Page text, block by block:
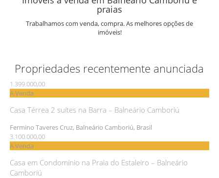
praias
Trabalhamos com venda, compra.As melhores opções de
imóveis!
Propriedades recentemente anunciada
1.399.000,00
A Venda
Casa Térrea 2 suítes na Barra – Balneário Camboriú
Fermino Taveres Cruz, Balneário Camboriú, Brasil
3.100.000,00
A Venda
Casa em Condomínio na Praia do Estaleiro – Balneário
Camboriú